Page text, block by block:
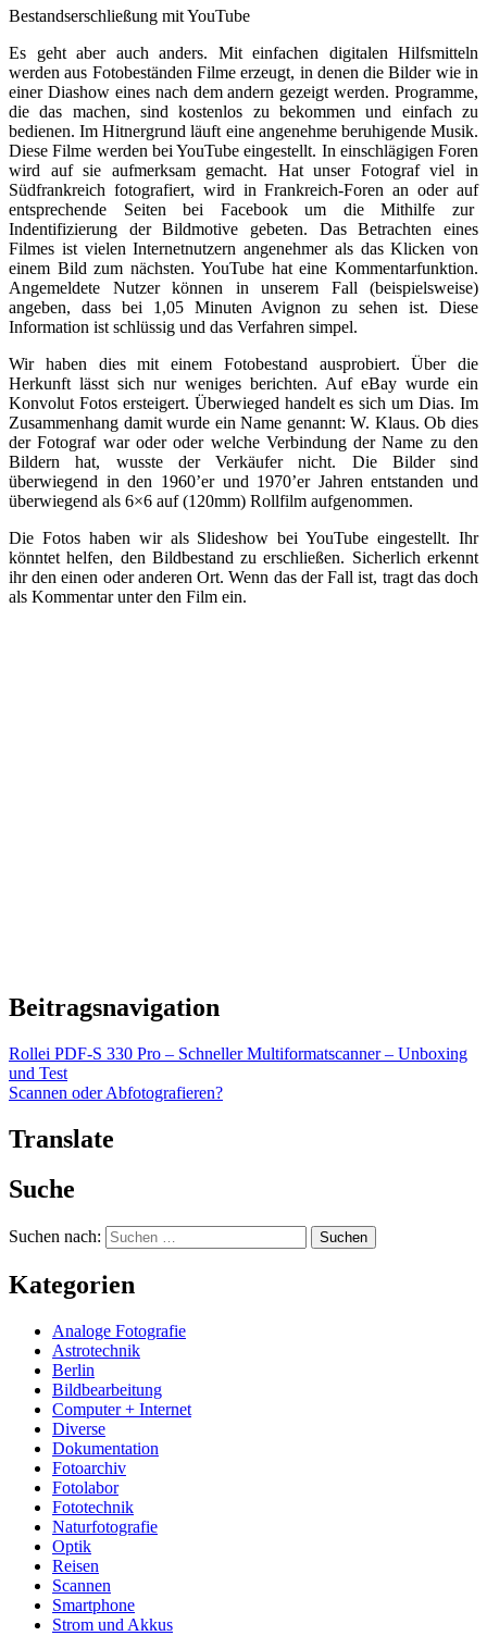
Bestandserschließung mit YouTube
Es geht aber auch anders. Mit einfachen digitalen Hilfsmitteln
werden aus Fotobeständen Filme erzeugt, in denen die Bilder wie in
einer Diashow eines nach dem andern gezeigt werden. Programme,
die das machen, sind kostenlos zu bekommen und einfach zu
bedienen. Im Hitnergrund läuft eine angenehme beruhigende Musik.
Diese Filme werden bei YouTube eingestellt. In einschlägigen Foren
wird auf sie aufmerksam gemacht. Hat unser Fotograf viel in
Südfrankreich fotografiert, wird in Frankreich-Foren an oder auf
entsprechende Seiten bei Facebook um die Mithilfe zur
Indentifizierung der Bildmotive gebeten. Das Betrachten eines
Filmes ist vielen Internetnutzern angenehmer als das Klicken von
einem Bild zum nächsten. YouTube hat eine Kommentarfunktion.
Angemeldete Nutzer können in unserem Fall (beispielsweise)
angeben, dass bei 1,05 Minuten Avignon zu sehen ist. Diese
Information ist schlüssig und das Verfahren simpel.
Wir haben dies mit einem Fotobestand ausprobiert. Über die
Herkunft lässt sich nur weniges berichten. Auf eBay wurde ein
Konvolut Fotos ersteigert. Überwieged handelt es sich um Dias. Im
Zusammenhang damit wurde ein Name genannt: W. Klaus. Ob dies
der Fotograf war oder oder welche Verbindung der Name zu den
Bildern hat, wusste der Verkäufer nicht. Die Bilder sind
überwiegend in den 1960’er und 1970’er Jahren entstanden und
überwiegend als 6×6 auf (120mm) Rollfilm aufgenommen.
Die Fotos haben wir als Slideshow bei YouTube eingestellt. Ihr
könntet helfen, den Bildbestand zu erschließen. Sicherlich erkennt
ihr den einen oder anderen Ort. Wenn das der Fall ist, tragt das doch
als Kommentar unter den Film ein.
Beitragsnavigation
Rollei PDF-S 330 Pro – Schneller Multiformatscanner – Unboxing
und Test
Scannen oder Abfotografieren?
Translate
Suche
Suchen nach:
Kategorien
Analoge Fotografie
Astrotechnik
Berlin
Bildbearbeitung
Computer + Internet
Diverse
Dokumentation
Fotoarchiv
Fotolabor
Fototechnik
Naturfotografie
Optik
Reisen
Scannen
Smartphone
Strom und Akkus